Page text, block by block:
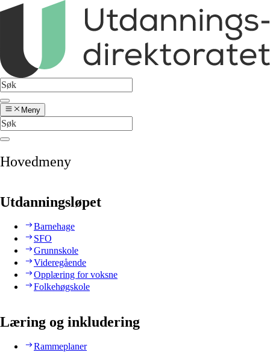
Meny
Hovedmeny
Utdanningsløpet
Barnehage
SFO
Grunnskole
Videregående
Opplæring for voksne
Folkehøgskole
Læring og inkludering
Rammeplaner